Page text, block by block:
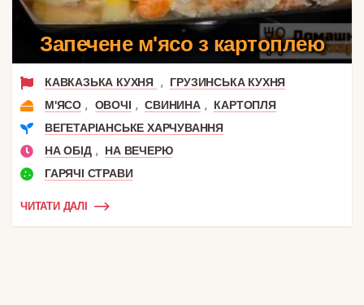
Запечене м'ясо з картоплею
КАВКАЗЬКА КУХНЯ ,
ГРУЗИНСЬКА КУХНЯ
М'ЯСО , ОВОЧІ , СВИНИНА ,
КАРТОПЛЯ
ВЕГЕТАРІАНСЬКЕ ХАРЧУВАННЯ
НА ОБІД ,
НА ВЕЧЕРЮ
ГАРЯЧІ СТРАВИ
ЧИТАТИ ДАЛІ